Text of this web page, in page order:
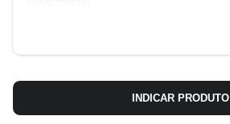
INDICAR PRODUTO